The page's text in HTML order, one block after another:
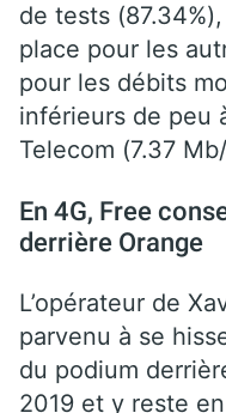
de tests
place pour les
pour les débits
inférieurs de peu
Telecom (7.37
En 4G, Free
derrière Orange
L’opérateur de
parvenu à se
du podium
2019 et y reste